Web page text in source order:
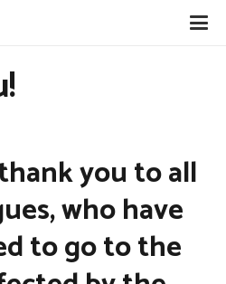
you to all
who have
to go to the